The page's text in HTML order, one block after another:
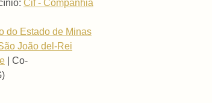
Cif - Companhia
do Estado de Minas
João del-Rei
| Co-